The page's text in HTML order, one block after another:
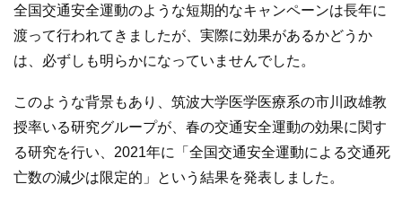
全国交通安全運動のような短期的なキャンペーンは長年に
渡って行われてきましたが、実際に効果があるかどうか
は、必ずしも明らかになっていませんでした。
このような背景もあり、筑波大学医学医療系の市川政雄教
授率いる研究グループが、春の交通安全運動の効果に関す
る研究を行い、2021年に「全国交通安全運動による交通死
亡数の減少は限定的」という結果を発表しました。